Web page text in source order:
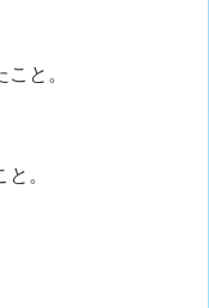
と。
。